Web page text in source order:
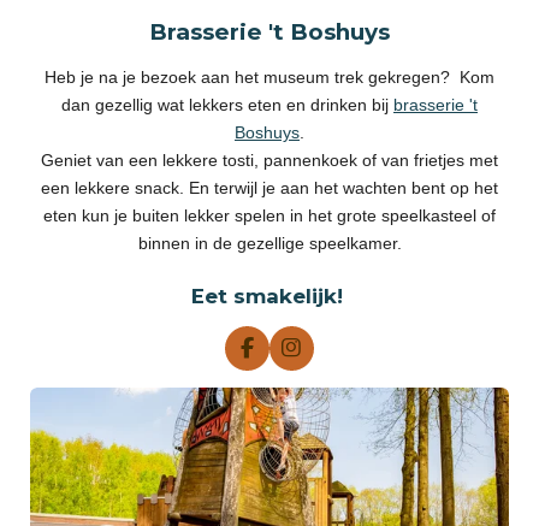
Brasserie 't Boshuys
Heb je na je bezoek aan het museum trek gekregen? Kom
dan gezellig wat lekkers eten en drinken bij brasserie 't
Boshuys.
Geniet van een lekkere tosti, pannenkoek of van frietjes met
een lekkere snack. En terwijl je aan het wachten bent op het
eten kun je buiten lekker spelen in het grote speelkasteel of
binnen in de gezellige speelkamer.
Eet smakelijk!
F
a
c
e
b
o
o
k
I
n
s
t
a
g
r
a
m